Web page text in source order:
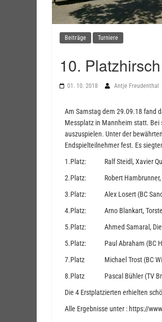
Beiträge Turniere
10.
01. 10. 2018 Antje Freudenthal
Am Samstag dem 29.09.18 fand
Messplatz in Mannheim statt. Bei
auszuspielen. Unter der
Endspielteilnehmer fest. Es
1.Platz: Ralf Steidl, Xavier
2.Platz: Robert Hambrunner,
3.Platz: Alex Losert (BC
4.Platz: Arno Blankart, Torsten
5.Platz: Ahmed Samaral,
5.Platz: Paul Abraham (BC
7.Platz Michael Trost (BC
8.Platz Pascal Bühler (TV
Die 4 Erstplatzierten erhielten
Alle Ergebnisse unter : https://